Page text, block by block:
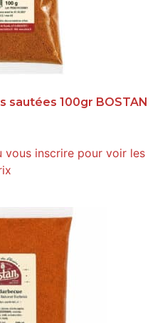
sautées 100gr BOSTAN
vous inscrire pour voir les